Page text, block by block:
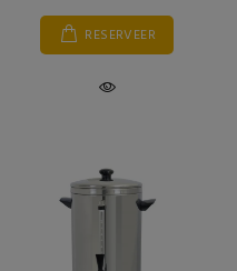
RESERVEER